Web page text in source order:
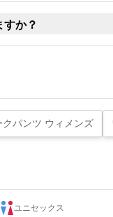
か？
クパンツ ウィメンズ
ユニセックス